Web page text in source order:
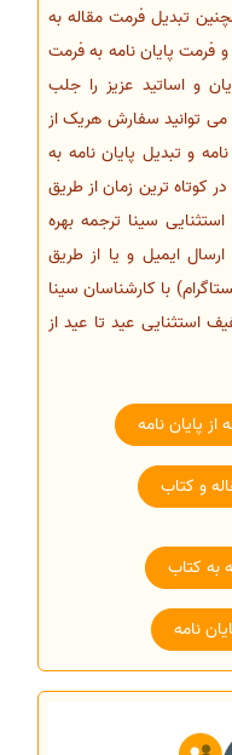
تبدیل فرمت مقاله به
فرمت پایان نامه به فرمت
و اساتید عزیز را جلب
می توانید سفارش هریک از
و تبدیل پایان نامه به
کوتاه ترین زمان از طریق
سینا ترجمه بهره
ایمیل و یا از طریق
با کارشناسان سینا
و از 15 درصد تخفیف استثنایی عید تا عید از
پایان نامه
و کتاب
به کتاب
نامه